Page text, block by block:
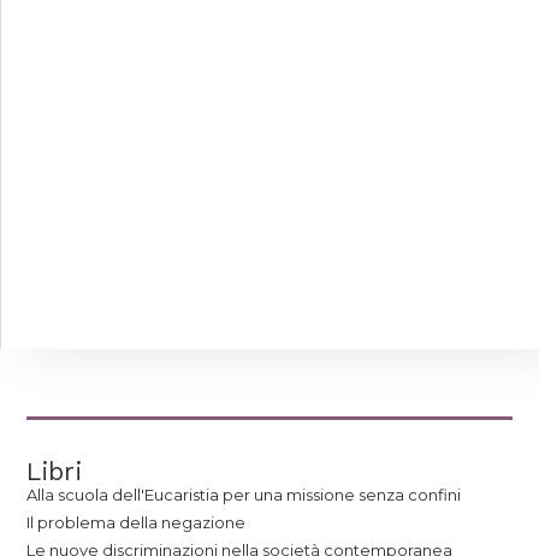
Libri
Alla scuola dell'Eucaristia per una missione senza confini
Il problema della negazione
Le nuove discriminazioni nella società contemporanea